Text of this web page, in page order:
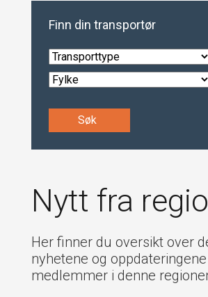
Finn din transportør
Søk
Nytt fra
Her finner du oversikt over
nyhetene og
medlemmer i denne